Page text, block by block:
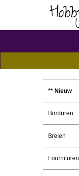
** Nieuw
Borduren
Breien
Fournituren